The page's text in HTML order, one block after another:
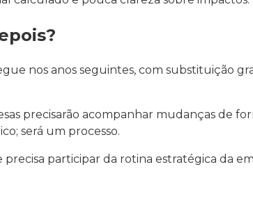
nos anos seguintes, com substituição
precisarão acompanhar mudanças de
será um processo.
precisa participar da rotina estratégica da